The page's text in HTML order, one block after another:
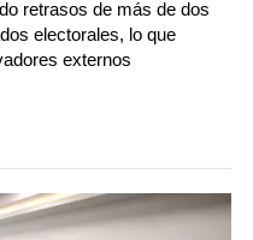
retrasos de más de dos
electorales, lo que
externos